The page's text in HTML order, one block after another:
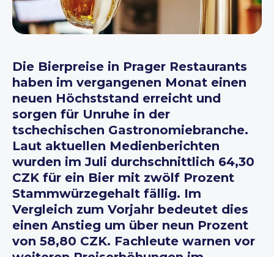
Die Bierpreise in Prager Restaurants
haben im vergangenen Monat einen
neuen Höchststand erreicht und
sorgen für Unruhe in der
tschechischen Gastronomiebranche.
Laut aktuellen Medienberichten
wurden im Juli durchschnittlich 64,30
CZK für ein Bier mit zwölf Prozent
Stammwürzegehalt fällig. Im
Vergleich zum Vorjahr bedeutet dies
einen Anstieg um über neun Prozent
von 58,80 CZK. Fachleute warnen vor